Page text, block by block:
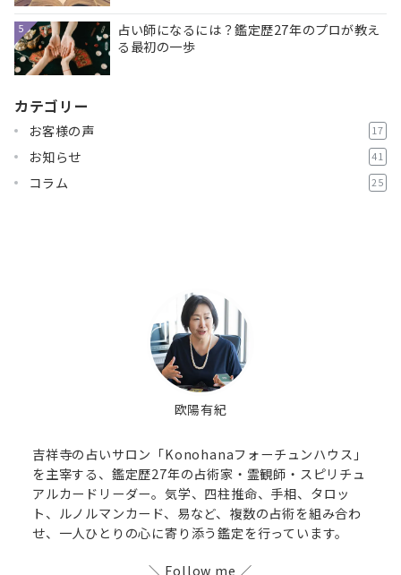
5
占い師になるには？鑑定歴27年のプロが教え
る最初の一歩
カテゴリー
お客様の声 17
お知らせ 41
コラム 25
欧陽有紀
吉祥寺の占いサロン「Konohanaフォーチュンハウス」
を主宰する、鑑定歴27年の占術家・霊観師・スピリチュ
アルカードリーダー。気学、四柱推命、手相、タロッ
ト、ルノルマンカード、易など、複数の占術を組み合わ
せ、一人ひとりの心に寄り添う鑑定を行っています。
＼ Follow me ／